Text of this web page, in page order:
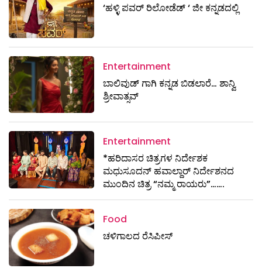
‘ಹಳ್ಳಿ ಪವರ್ ರಿಲೋಡೆಡ್ ‘ ಜೀ ಕನ್ನಡದಲ್ಲಿ
Entertainment
ಬಾಲಿವುಡ್ ಗಾಗಿ ಕನ್ನಡ ಬಿಡಲಾರೆ… ಶಾನ್ವಿ
ಶ್ರೀವಾತ್ಸವ್
Entertainment
*ಹರಿದಾಸರ ಚಿತ್ರಗಳ ನಿರ್ದೇಶಕ
ಮಧುಸೂದನ್ ಹವಾಲ್ದಾರ್ ನಿರ್ದೇಶನದ
ಮುಂದಿನ ಚಿತ್ರ “ನಮ್ಮ ರಾಯರು”…….
Food
ಚಳಿಗಾಲದ ರೆಸಿಪೀಸ್